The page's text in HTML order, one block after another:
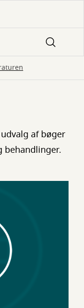
af bøger
behandlinger.